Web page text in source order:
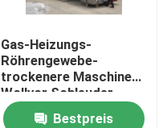
Gas-Heizungs-
Röhrengewebe-
trockenere Maschinen-
Wollvor Schleuder
50m/Min
Bestpreis